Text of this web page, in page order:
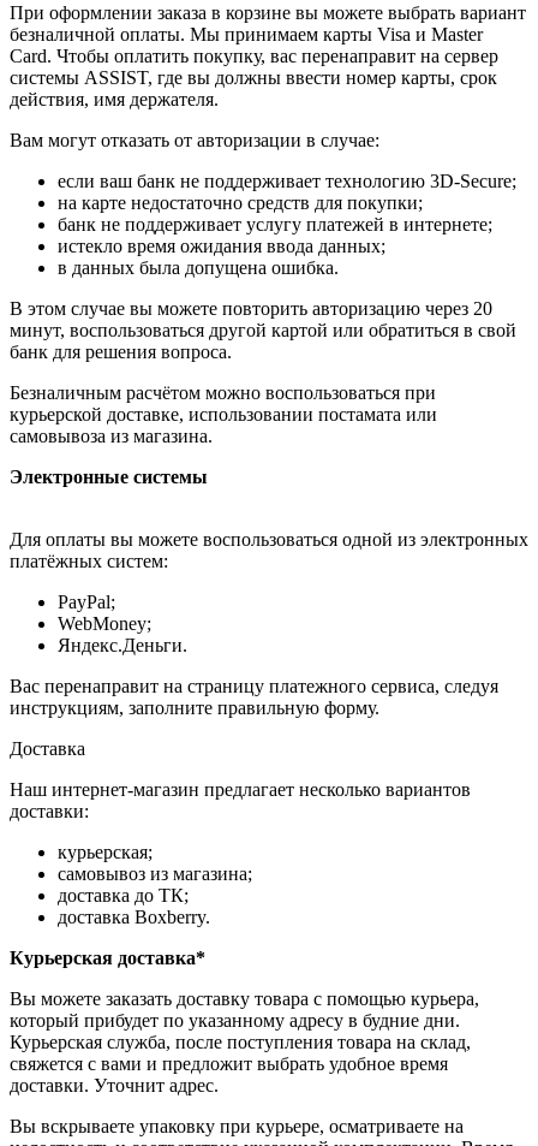
При оформлении заказа в корзине вы можете выбрать вариант
безналичной оплаты. Мы принимаем карты Visa и Master
Card. Чтобы оплатить покупку, вас перенаправит на сервер
системы ASSIST, где вы должны ввести номер карты, срок
действия, имя держателя.
Вам могут отказать от авторизации в случае:
если ваш банк не поддерживает технологию 3D-Secure;
на карте недостаточно средств для покупки;
банк не поддерживает услугу платежей в интернете;
истекло время ожидания ввода данных;
в данных была допущена ошибка.
В этом случае вы можете повторить авторизацию через 20
минут, воспользоваться другой картой или обратиться в свой
банк для решения вопроса.
Безналичным расчётом можно воспользоваться при
курьерской доставке, использовании постамата или
самовывоза из магазина.
Электронные системы
Для оплаты вы можете воспользоваться одной из электронных
платёжных систем:
PayPal;
WebMoney;
Яндекс.Деньги.
Вас перенаправит на страницу платежного сервиса, следуя
инструкциям, заполните правильную форму.
Доставка
Наш интернет-магазин предлагает несколько вариантов
доставки:
курьерская;
самовывоз из магазина;
доставка до ТК;
доставка Boxberry.
Курьерская доставка*
Вы можете заказать доставку товара с помощью курьера,
который прибудет по указанному адресу в будние дни.
Курьерская служба, после поступления товара на склад,
свяжется с вами и предложит выбрать удобное время
доставки. Уточнит адрес.
Вы вскрываете упаковку при курьере, осматриваете на